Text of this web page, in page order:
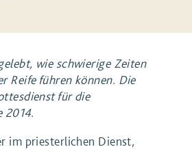
wie schwierige Zeiten
Reife führen können. Die
für die
2014.
im priesterlichen Dienst,